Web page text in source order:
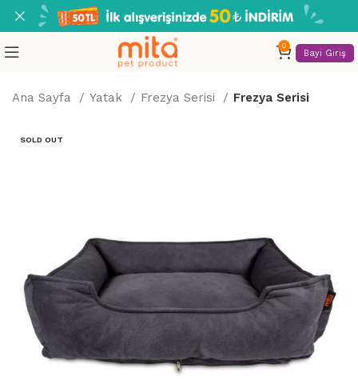
0
Bayi Giriş
Ana Sayfa Yatak Frezya Serisi Frezya Serisi
SOLD OUT